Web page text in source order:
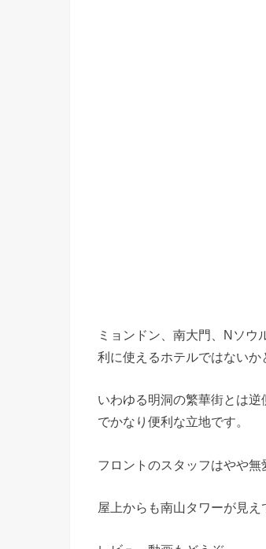
ミョンドン、南大門、Nソウ
利に使えるホテルではないか
いわゆる明洞の繁華街とは
でかなり便利な立地です。
フロントのスタッフはやや無
屋上からも南山タワーが見え